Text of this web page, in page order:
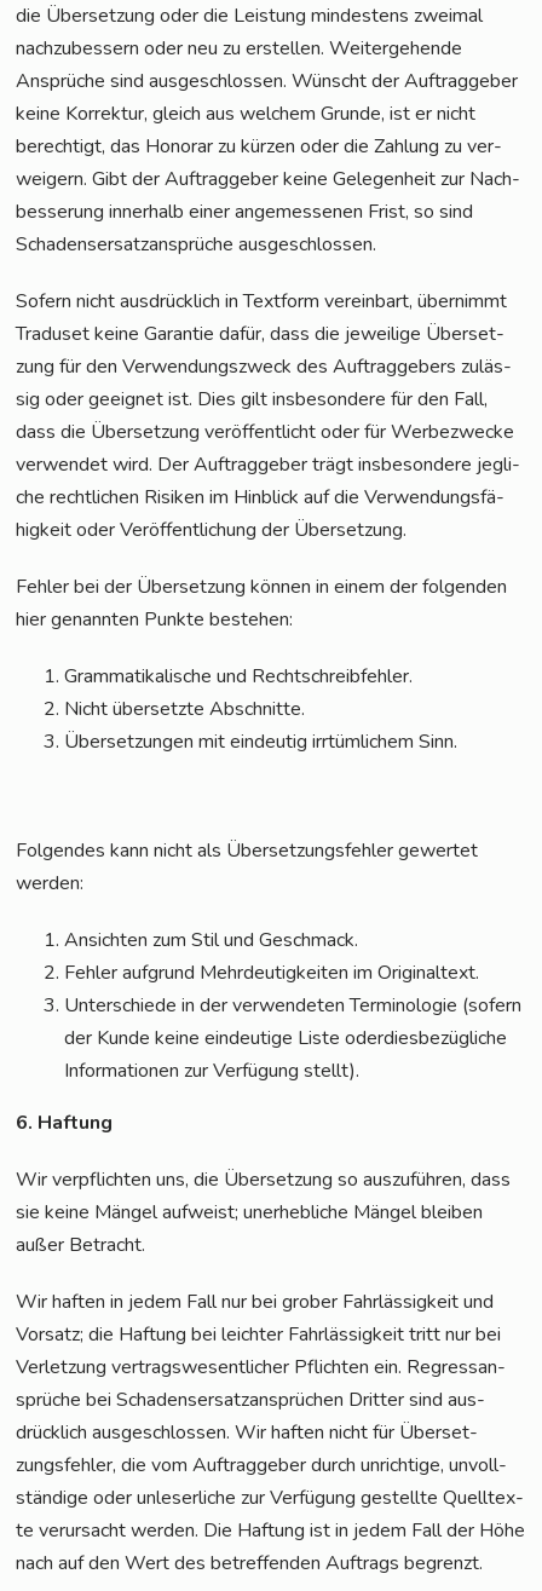
die Über­set­zung oder die Leis­tung min­des­tens zwei­mal
nach­zu­bes­sern oder neu zu erstel­len. Wei­ter­ge­hen­de
Ansprü­che sind aus­ge­schlos­sen. Wünscht der Auf­trag­ge­ber
kei­ne Kor­rek­tur, gleich aus wel­chem Grun­de, ist er nicht
berech­tigt, das Hono­rar zu kür­zen oder die Zah­lung zu ver­
wei­gern. Gibt der Auf­trag­ge­ber kei­ne Gele­gen­heit zur Nach­
bes­se­rung inner­halb einer ange­mes­se­nen Frist, so sind
Scha­dens­er­satz­an­sprü­che ausgeschlossen.
Sofern nicht aus­drück­lich in Text­form ver­ein­bart, über­nimmt
Tra­du­set kei­ne Garan­tie dafür, dass die jewei­li­ge Über­set­
zung für den Ver­wen­dungs­zweck des Auf­trag­ge­bers zuläs­
sig oder geeig­net ist. Dies gilt ins­be­son­de­re für den Fall,
dass die Über­set­zung ver­öf­fent­licht oder für Wer­be­zwe­cke
ver­wen­det wird. Der Auf­trag­ge­ber trägt ins­be­son­de­re jeg­li­
che recht­li­chen Risi­ken im Hin­blick auf die Ver­wen­dungs­fä­
hig­keit oder Ver­öf­fent­li­chung der Übersetzung.
Feh­ler bei der Über­set­zung kön­nen in einem der fol­gen­den
hier genann­ten Punk­te bestehen:
Gram­ma­ti­ka­li­sche und Rechtschreibfehler.
Nicht über­setz­te Abschnitte.
Über­set­zun­gen mit ein­deu­tig irr­tüm­li­chem Sinn.
Fol­gen­des kann nicht als Über­set­zungs­feh­ler gewer­tet
werden:
Ansich­ten zum Stil und Geschmack.
Feh­ler auf­grund Mehr­deu­tig­kei­ten im Originaltext.
Unter­schie­de in der ver­wen­de­ten Ter­mi­no­lo­gie (sofern
der Kun­de kei­ne ein­deu­ti­ge Lis­te oder­dies­be­züg­li­che
Infor­ma­tio­nen zur Ver­fü­gung stellt).
6. Haf­tung
Wir ver­pflich­ten uns, die Über­set­zung so aus­zu­füh­ren, dass
sie kei­ne Män­gel auf­weist; uner­heb­li­che Män­gel blei­ben
außer Betracht.
Wir haf­ten in jedem Fall nur bei gro­ber Fahr­läs­sig­keit und
Vor­satz; die Haf­tung bei leich­ter Fahr­läs­sig­keit tritt nur bei
Ver­let­zung ver­trags­we­sent­li­cher Pflich­ten ein. Regress­an­
sprü­che bei Scha­dens­er­satz­an­sprü­chen Drit­ter sind aus­
drück­lich aus­ge­schlos­sen. Wir haf­ten nicht für Über­set­
zungs­feh­ler, die vom Auf­trag­ge­ber durch unrich­ti­ge, unvoll­
stän­di­ge oder unle­ser­li­che zur Ver­fü­gung gestell­te Quell­tex­
te ver­ur­sacht wer­den. Die Haf­tung ist in jedem Fall der Höhe
nach auf den Wert des betref­fen­den Auf­trags begrenzt.